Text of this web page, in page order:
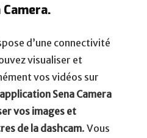
d’une connectivité
visualiser et
vos vidéos sur
Sena Camera
vos images et
de la dashcam. Vous